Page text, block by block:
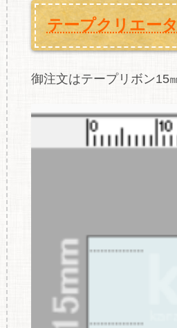
テープクリエー
御注文はテープリボン15